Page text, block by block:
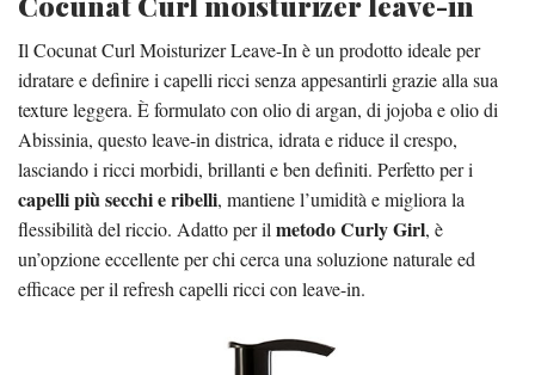
Il Cocunat Curl Moisturizer Leave-In è un prodotto ideale per
idratare e definire i capelli ricci senza appesantirli grazie alla sua
texture leggera. È formulato con olio di argan, di jojoba e olio di
Abissinia, questo leave-in districa, idrata e riduce il crespo,
lasciando i ricci morbidi, brillanti e ben definiti. Perfetto per i
capelli più secchi e ribelli, mantiene l’umidità e migliora la
flessibilità del riccio. Adatto per il metodo Curly Girl, è
un’opzione eccellente per chi cerca una soluzione naturale ed
efficace per il refresh capelli ricci con leave-in.